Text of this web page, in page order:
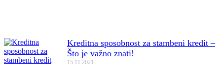
Kreditna sposobnost za stambeni kredit –
Što je važno znati!
15.11.2021